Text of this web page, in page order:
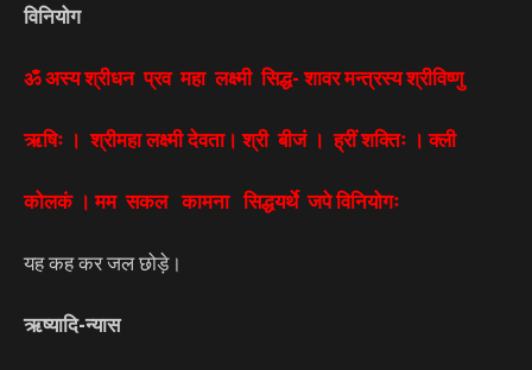
विनियोग
ॐ अस्य श्रीधन प्रव महा लक्ष्मी सिद्ध- शावर मन्त्रस्य श्रीविष्णु
ऋषिः । श्रीमहा लक्ष्मी देवता। श्री बीजं । ह्रीं शक्तिः । क्ली
कोलकं । मम सकल कामना सिद्धयर्थे जपे विनियोगः
यह कह कर जल छोड़े।
ऋष्यादि-न्यास